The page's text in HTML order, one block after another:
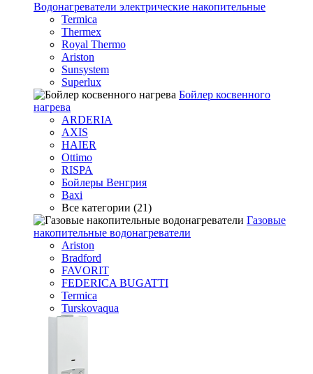
Водонагреватели электрические накопительные
Termica
Thermex
Royal Thermo
Ariston
Sunsystem
Superlux
Бойлер косвенного
нагрева
ARDERIA
AXIS
HAIER
Ottimo
RISPA
Бойлеры Венгрия
Baxi
Все категории (21)
Газовые
накопительные водонагреватели
Ariston
Bradford
FAVORIT
FEDERICA BUGATTI
Termica
Turskovaqua